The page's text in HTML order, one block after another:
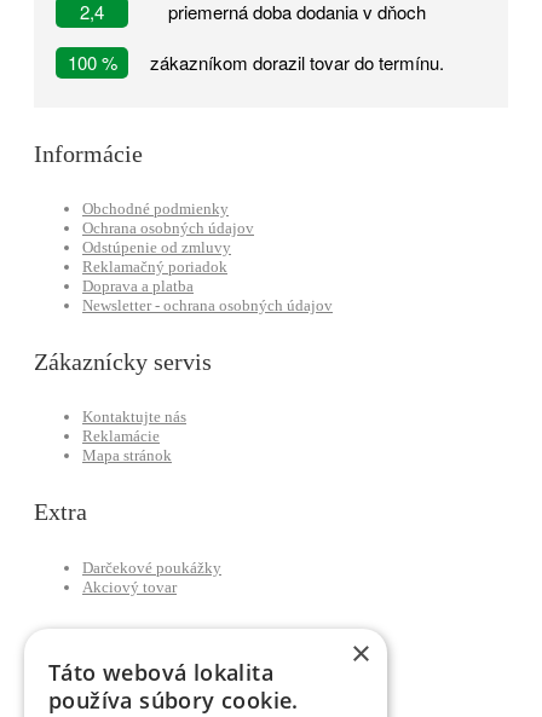
2,4
priemerná doba dodania v dňoch
100 %
zákazníkom dorazil tovar do termínu.
Informácie
Obchodné podmienky
Ochrana osobných údajov
Odstúpenie od zmluvy
Reklamačný poriadok
Doprava a platba
Newsletter - ochrana osobných údajov
Zákaznícky servis
Kontaktujte nás
Reklamácie
Mapa stránok
Extra
Darčekové poukážky
Akciový tovar
Môj účet
×
Táto webová lokalita
používa súbory cookie.